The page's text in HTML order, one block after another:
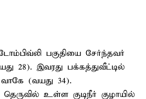
பகுதியை சேர்ந்தவர்
28). இவரது பக்கத்துவீட்டில்
(வயது 34).
உள்ள குடிநீர் குழாயில்